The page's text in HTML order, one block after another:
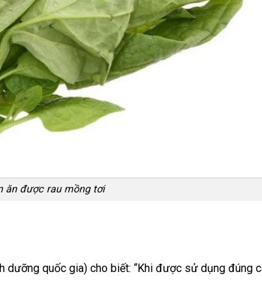
ăn được rau mồng tơi
quốc gia) cho biết: “Khi được sử dụng đúng